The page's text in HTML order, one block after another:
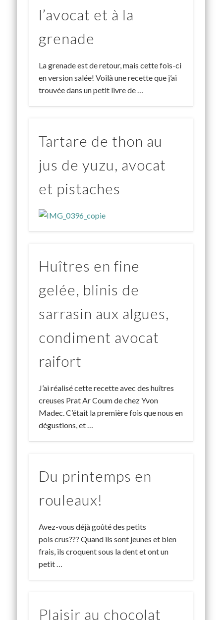
l’avocat et à la
grenade
La grenade est de retour, mais cette fois-ci
en version salée! Voilà une recette que j’ai
trouvée dans un petit livre de …
Tartare de thon au
jus de yuzu, avocat
et pistaches
Huîtres en fine
gelée, blinis de
sarrasin aux algues,
condiment avocat
raifort
J’ai réalisé cette recette avec des huîtres
creuses Prat Ar Coum de chez Yvon
Madec. C’était la première fois que nous en
dégustions, et …
Du printemps en
rouleaux!
Avez-vous déjà goûté des petits
pois crus??? Quand ils sont jeunes et bien
frais, ils croquent sous la dent et ont un
petit …
Plaisir au chocolat